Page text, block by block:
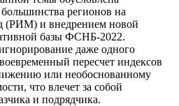
регионов на
(РИМ) и внедрением новой
базы ФСНБ-2022.
даже одного
пересчет индексов
или необоснованному
что влечет за собой
и подрядчика.